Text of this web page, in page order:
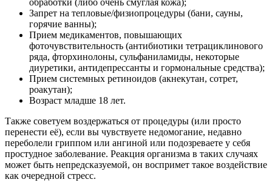
Запрет на тепловые/физиопроцедуры (бани, сауны,
горячие ванны);
Прием медикаментов, повышающих
фоточувствительность (антибиотики тетрациклинового
ряда, фторхинолоны, сульфаниламиды, некоторые
диуретики, антидепрессанты и гормональные средства);
Прием системных ретиноидов (акнекутан, сотрет,
роакутан);
Возраст младше 18 лет.
Также советуем воздержаться от процедуры (или просто
перенести её), если вы чувствуете недомогание, недавно
переболели гриппом или ангиной или подозреваете у себя
простудное заболевание. Реакция организма в таких случаях
может быть непредсказуемой, он воспримет такое воздействие
как очередной стресс.